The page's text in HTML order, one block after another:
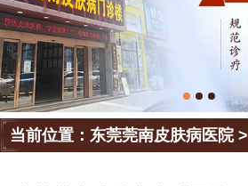
当前位置：东莞莞南皮肤病医院>